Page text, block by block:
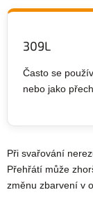
309L
Často se
nebo jako
Při svařování
Přehřátí může
změnu zbarvení v